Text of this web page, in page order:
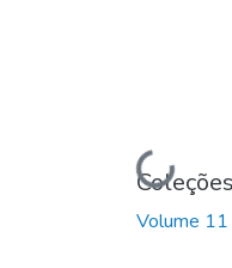
Carregando...
Coleções
Volume 11